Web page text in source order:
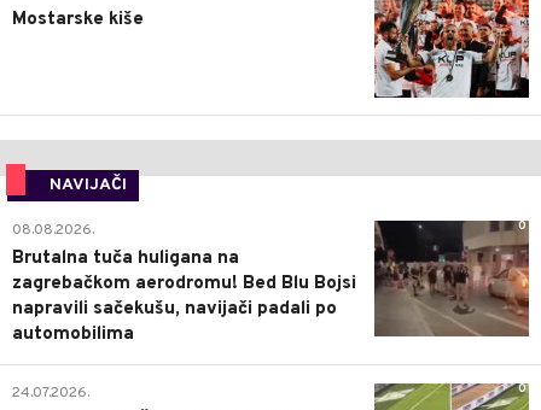
Mostarske kiše
NAVIJAČI
0
08.08.2026.
Brutalna tuča huligana na
zagrebačkom aerodromu! Bed Blu Bojsi
napravili sačekušu, navijači padali po
automobilima
0
24.07.2026.